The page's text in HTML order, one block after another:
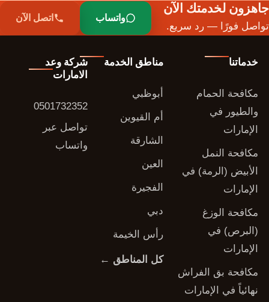
جاهزون لخدمتك الآن
تواصل فورًا — رد سريع.
واتساب اتصل الآن
خدماتنا
مكافحة الحمام
والطيور في
الإمارات
مكافحة النمل
الأبيض (الرمة) في
الإمارات
مكافحة الوزغ
(البرص) في
الإمارات
مكافحة بق الفراش
نهائياً في الإمارات
مناطق الخدمة
أبوظبي
أم القيوين
الشارقة
العين
الفجيرة
دبي
رأس الخيمة
كل المناطق ←
شركة وعد
الامارات
0501732352
تواصل عبر
واتساب